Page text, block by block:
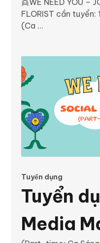
Ca
Tháng
👯WE NEED YOU –
FLORIST cần
(Ca ...
Tuyển dụng
Tuyển
Media